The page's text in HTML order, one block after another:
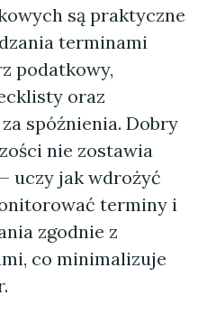
są praktyczne
terminami
podatkowy,
oraz
spóźnienia. Dobry
nie zostawia
uczy jak wdrożyć
terminy i
zgodnie z
co minimalizuje